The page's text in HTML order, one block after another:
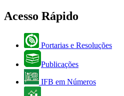
Acesso Rápido
Portarias e Resoluções
Publicações
IFB em Números